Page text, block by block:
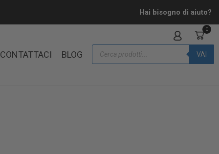
Hai bisogno di aiuto?
CONTATTACI BLOG
0
VAI